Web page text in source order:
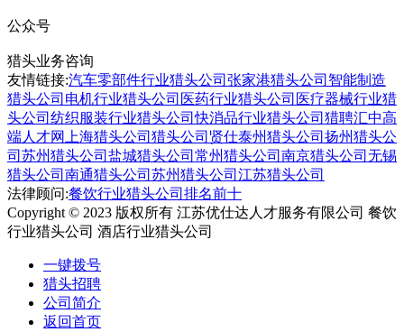
公众号
猎头业务咨询
友情链接:汽车零部件行业猎头公司 张家港猎头公司 智能制造
猎头公司 电机行业猎头公司 医药行业猎头公司 医疗器械行业猎
头公司 纺织服装行业猎头公司快消品行业猎头公司 猎聘汇中高
端人才网上海猎头公司 猎头公司贤仕泰州猎头公司 扬州猎头公
司 苏州猎头公司 盐城猎头公司 常州猎头公司 南京猎头公司 无锡
猎头公司 南通猎头公司 苏州猎头公司 江苏猎头公司
法律顾问:餐饮行业猎头公司排名前十
Copyright © 2023 版权所有 江苏优仕达人才服务有限公司 餐饮
行业猎头公司 酒店行业猎头公司
一键拨号
猎头招聘
公司简介
返回首页